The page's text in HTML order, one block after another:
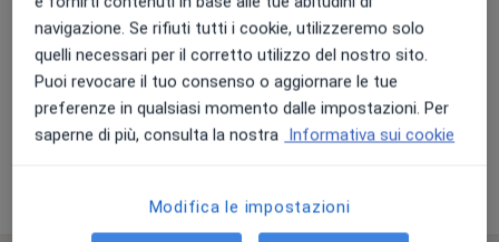
Visualizza galleria (4)
sull'esperienza
navigazione. Se rifiuti tutti i cookie, utilizzeremo solo
quelli necessari per il corretto utilizzo del nostro sito.
Puoi revocare il tuo consenso o aggiornare le tue
preferenze in qualsiasi momento dalle impostazioni. Per
saperne di più, consulta la nostra Informativa sui cookie
Modifica le impostazioni